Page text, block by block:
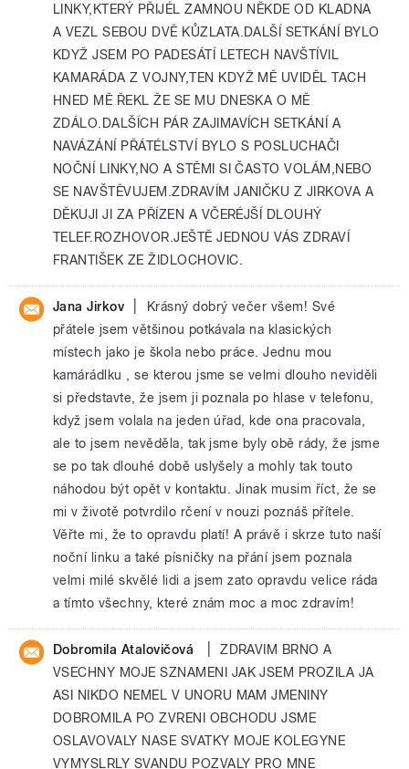
LINKY,KTERÝ PŘIJÉL ZAMNOU NĚKDE OD KLADNA
A VEZL SEBOU DVĚ KŮZLATA.DALŠÍ SETKÁNÍ BYLO
KDYŽ JSEM PO PADESÁTÍ LETECH NAVŠTÍVIL
KAMARÁDA Z VOJNY,TEN KDYŽ MĚ UVIDĚL TACH
HNED MĚ ŘEKL ŽE SE MU DNESKA O MĚ
ZDÁLO.DALŠÍCH PÁR ZAJIMAVÍCH SETKÁNÍ A
NAVÁZÁNÍ PŘÁTÉLSTVÍ BYLO S POSLUCHAČI
NOČNÍ LINKY,NO A STĚMI SI ČASTO VOLÁM,NEBO
SE NAVŠTĚVUJEM.ZDRAVÍM JANIČKU Z JIRKOVA A
DĚKUJI JI ZA PŘÍZEN A VČERÉJŠÍ DLOUHÝ
TELEF.ROZHOVOR.JEŠTĚ JEDNOU VÁS ZDRAVÍ
FRANTIŠEK ZE ŽIDLOCHOVIC.
Jana Jirkov
Krásný dobrý večer všem! Své
přátele jsem většinou potkávala na klasických
místech jako je škola nebo práce. Jednu mou
kamárádlku , se kterou jsme se velmi dlouho neviděli
si představte, že jsem ji poznala po hlase v telefonu,
když jsem volala na jeden úřad, kde ona pracovala,
ale to jsem nevěděla, tak jsme byly obě rády, že jsme
se po tak dlouhé době uslyšely a mohly tak touto
náhodou být opět v kontaktu. Jinak musim říct, že se
mi v životě potvrdilo rčení v nouzi poznáš přítele.
Věřte mi, že to opravdu platí! A právě i skrze tuto naší
noční linku a také písničky na přání jsem poznala
velmi milé skvělé lidi a jsem zato opravdu velice ráda
a tímto všechny, které znám moc a moc zdravím!
Dobromila Atalovičová
ZDRAVIM BRNO A
VSECHNY MOJE SZNAMENI JAK JSEM PROZILA JA
ASI NIKDO NEMEL V UNORU MAM JMENINY
DOBROMILA PO ZVRENI OBCHODU JSME
OSLAVOVALY NASE SVATKY MOJE KOLEGYNE
VYMYSLRLY SVANDU POZVALY PRO MNE